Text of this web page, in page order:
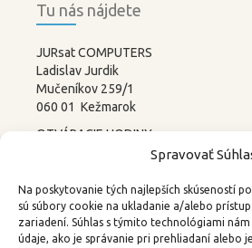
Spravovať
Na poskytovanie tých najlepších skúseností
sú súbory cookie na ukladanie a/alebo
zariadení. Súhlas s týmito technológiami
údaje, ako je správanie pri prehliadaní alebo
Tu nás nájdete
JURsat COMPUTERS
Ladislav Jurdik
Mučeníkov 259/1
060 01 Kežmarok
OTVÁRACIE HODINY:
PONDELOK – PIATOK
SOBOTA – NEDEĽA
ZATVORENÉ
tel.: 052 4522367, 0905 219488